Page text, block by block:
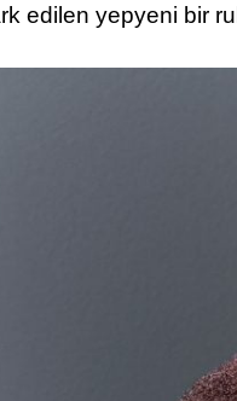
edilen yepyeni bir